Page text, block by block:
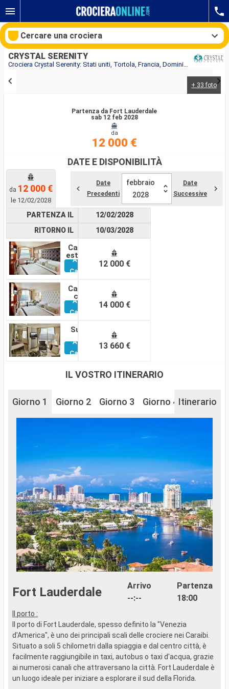
Crociera Crystal Serenity: Stati uniti, Tortola, Francia, Dominica, Portorico, Antigua e Barbuda, Guadalupa, Santa Lucia, Grenada, Bonaire, Aruba, Colombia, Panama, Costa Rica, Honduras, Saint Thomas, Belize, Messico in partenza da Fort Lauderdale
CRYSTAL SERENITY
+ 33 foto
Partenza da Fort Lauderdale
sab 12 feb 2028
da
12 000 €
DATE E DISPONIBILITÀ
da 12 000 €
le 12/02/2028
Date
Precedenti
febbraio
2028
Date
Successive
PARTENZA IL
RITORNO IL
Cabina
esterna
Altre
Cabine
Cabina
con
balcone
Altre
Cabine
Suite
Altre
Cabine
12/02/2028
10/03/2028
12 000 €
14 000 €
13 660 €
IL VOSTRO ITINERARIO
Giorno 1 Giorno 2 Giorno 3 Giorno 4 Giorno 5
Itinerario
Fort Lauderdale
Arrivo
--:--
Partenza
18:00
Il porto :
Il porto di Fort Lauderdale, spesso definito la "Venezia
d'America", è uno dei principali scali delle crociere nei Caraibi.
Situato a soli 5 chilometri dalla spiaggia e dal centro città, è
facilmente raggiungibile in taxi, autobus o taxi d'acqua, grazie
ai numerosi canali che attraversano la città. Fort Lauderdale è
un luogo ideale per iniziare a esplorare il sud della Florida.
Cercare una crociera
Mesi di partenza
Compagnie
Ricerca